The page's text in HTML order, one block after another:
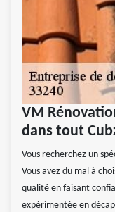
VM
dans tout
Vous recherchez un
Vous avez du mal à
qualité en faisant
expérimentée en